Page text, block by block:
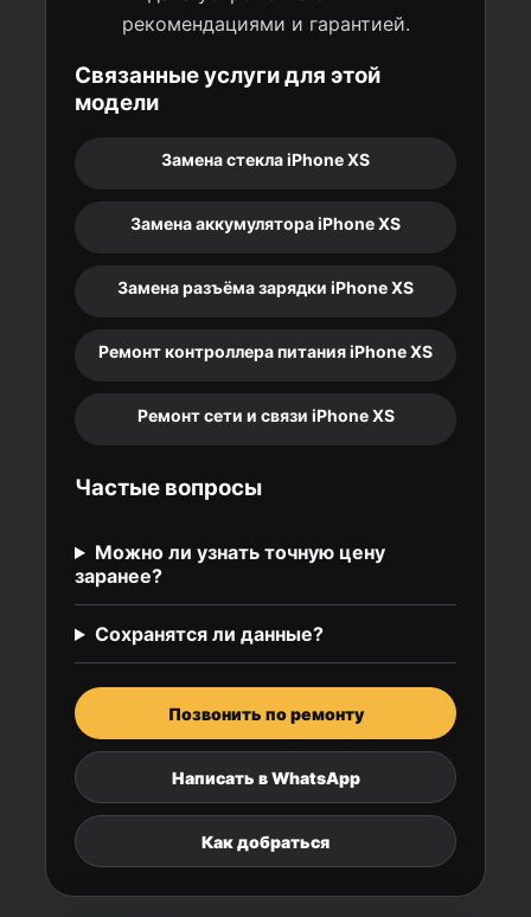
рекомендациями и гарантией.
Связанные услуги для этой
модели
Замена стекла iPhone XS
Замена аккумулятора iPhone XS
Замена разъёма зарядки iPhone XS
Ремонт контроллера питания iPhone XS
Ремонт сети и связи iPhone XS
Частые вопросы
Можно ли узнать точную цену
заранее?
Сохранятся ли данные?
Позвонить по ремонту
Написать в WhatsApp
Как добраться